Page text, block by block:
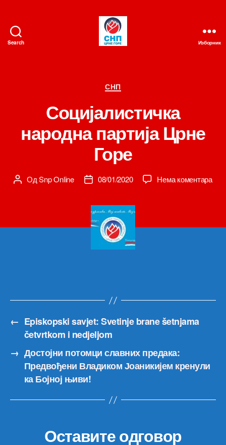
Search Изборник
Категорије
СНП
Социјалистичка
народна партија Црне
Горе
Аутор
ОдSnp Online
Датум08/01/2020 Нема коментарана
← Episkopski savjet: Svetinje brane šetnjama
četvrtkom i nedjeljom
→ Достојни потомци славних предака:
Предвођени Владиком Јоаникијем кренули
ка Бојној њиви!
Оставите одговор